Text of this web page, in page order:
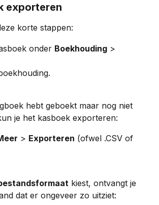
exporteren
korte stappen:
onder Boekhouding >
hebt geboekt maar nog niet
je het kasboek exporteren:
> Exporteren (ofwel .CSV of
kiest, ontvangt je
dat er ongeveer zo uitziet: